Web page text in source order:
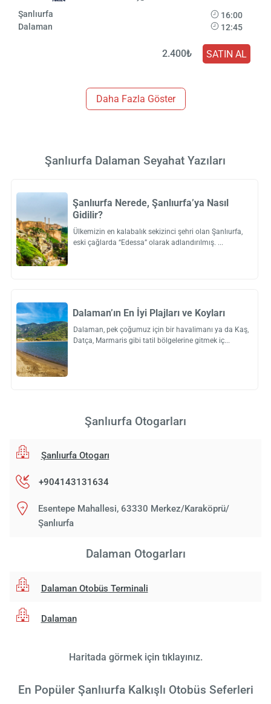
Şanlıurfa
Dalaman
16:00
12:45
2.400₺ SATIN AL
Daha Fazla Göster
Şanlıurfa Dalaman Seyahat Yazıları
Şanlıurfa Nerede, Şanlıurfa’ya Nasıl
Gidilir?
Ülkemizin en kalabalık sekizinci şehri olan Şanlıurfa,
eski çağlarda “Edessa” olarak adlandırılmış.
Dalaman’ın En İyi Plajları ve Koyları
Dalaman, pek çoğumuz için bir havalimanı ya da Kaş,
Datça, Marmaris gibi tatil bölgelerine gitmek iç
Şanlıurfa Otogarları
Şanlıurfa Otogarı
+904143131634
Esentepe Mahallesi, 63330 Merkez/Karaköprü/
Şanlıurfa
Dalaman Otogarları
Dalaman Otobüs Terminali
Dalaman
Haritada görmek için tıklayınız.
En Popüler Şanlıurfa Kalkışlı Otobüs Seferleri